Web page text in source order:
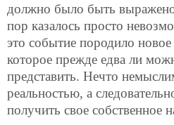
должно было быть
пор казалось просто
это событие породило
которое прежде едва ли
представить. Нечто
реальностью, а
получить свое собственное